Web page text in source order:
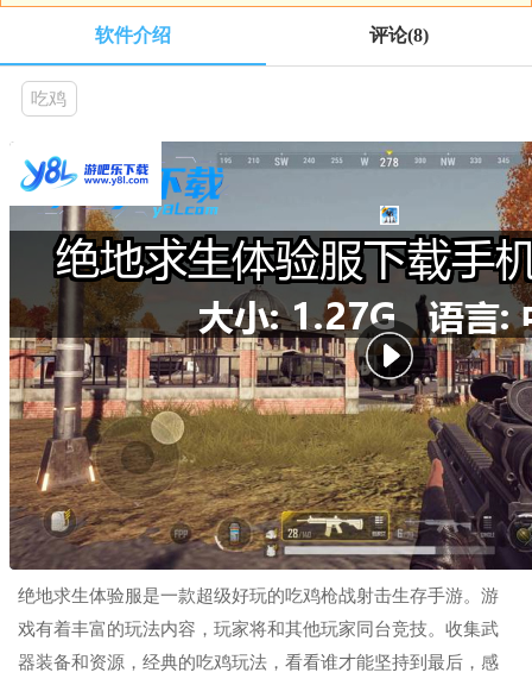
软件介绍 评论(8)
吃鸡
绝地求生体验服是一款超级好玩的吃鸡枪战射击生存手游。游
戏有着丰富的玩法内容，玩家将和其他玩家同台竞技。收集武
器装备和资源，经典的吃鸡玩法，看看谁才能坚持到最后，感